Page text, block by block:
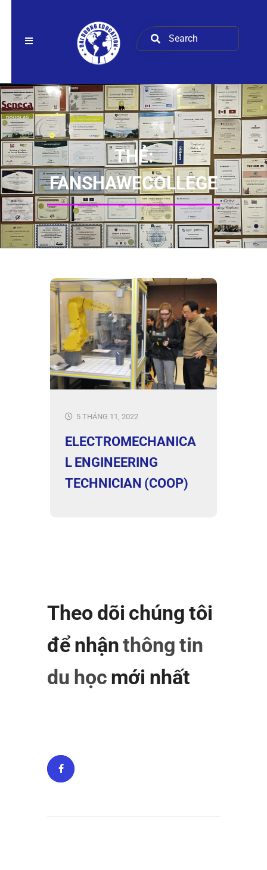
THẺ:
FANSHAWECOLLEGE
5 THÁNG 11, 2022
ELECTROMECHANICA
L ENGINEERING
TECHNICIAN (COOP)
Theo dõi chúng tôi
để nhậnthông tin
du học mới nhất